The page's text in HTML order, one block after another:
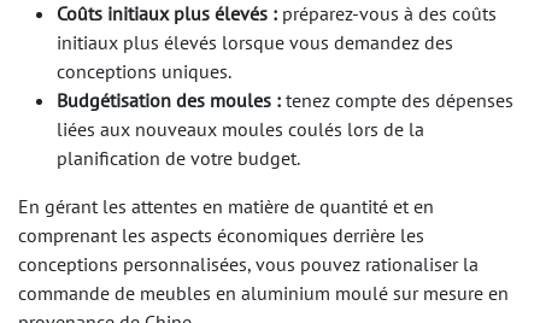
Coûts initiaux plus élevés : préparez-vous à des coûts
initiaux plus élevés lorsque vous demandez des
conceptions uniques.
Budgétisation des moules : tenez compte des dépenses
liées aux nouveaux moules coulés lors de la
planification de votre budget.
En gérant les attentes en matière de quantité et en
comprenant les aspects économiques derrière les
conceptions personnalisées, vous pouvez rationaliser la
commande de meubles en aluminium moulé sur mesure en